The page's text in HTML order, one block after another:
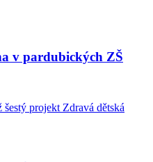
v pardubických ZŠ
projekt Zdravá dětská